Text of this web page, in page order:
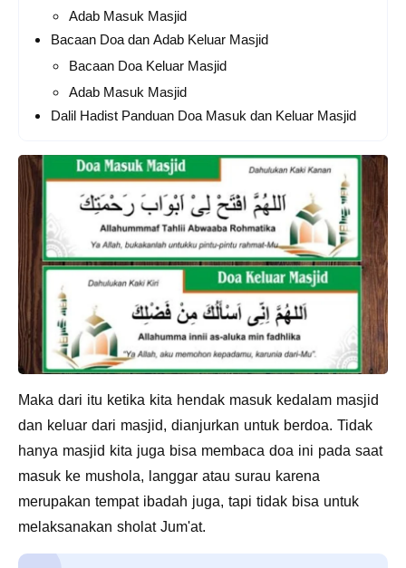
Adab Masuk Masjid
Bacaan Doa dan Adab Keluar Masjid
Bacaan Doa Keluar Masjid
Adab Masuk Masjid
Dalil Hadist Panduan Doa Masuk dan Keluar Masjid
Maka dari itu ketika kita hendak masuk kedalam masjid
dan keluar dari masjid, dianjurkan untuk berdoa. Tidak
hanya masjid kita juga bisa membaca doa ini pada saat
masuk ke mushola, langgar atau surau karena
merupakan tempat ibadah juga, tapi tidak bisa untuk
melaksanakan sholat Jum'at.